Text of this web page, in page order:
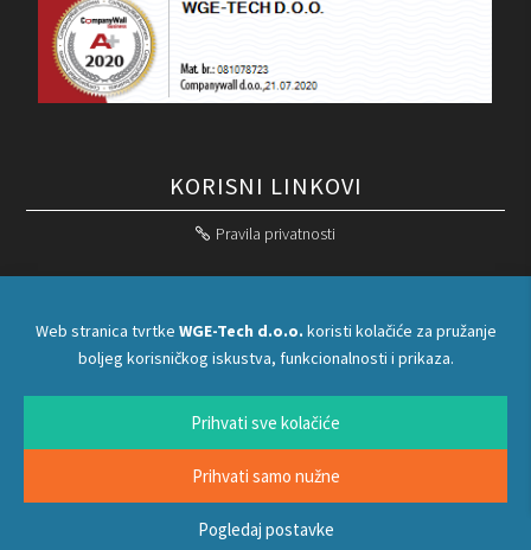
Web stranica tvrtke WGE-Tech d.o.o. koristi kolačiće za pružanje
boljeg korisničkog iskustva, funkcionalnosti i prikaza.
Prihvati sve kolačiće
Prihvati samo nužne
Pogledaj postavke
KORISNI LINKOVI
 Pravila privatnosti
INFO I KONTAKTI
 OIB: 34363540225
Podsusedski trg 1a, Zagreb
info@wge-tech.eu